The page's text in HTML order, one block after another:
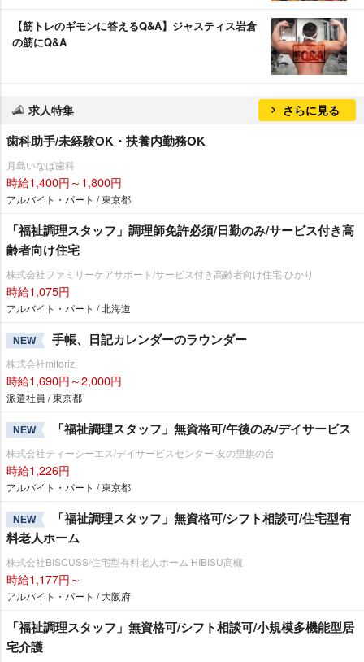
【筋トレのギモンに答えるQ&A】ジャスティス岩倉
の筋にQ&A
求人特集 さらに見る
歯科助手/未経験OK・扶養内勤務OK
月島いなば歯科
時給1,400円～1,800円
アルバイト・パート / 東京都
「福祉調理スタッフ」調理師免許必須/日勤のみ/サービス付き高
齢者向け住宅
株式会社ファミリーケアサポート/サービス付き高齢者向け住宅 ひかり
時給1,075円
アルバイト・パート / 北海道
NEW 手帳、日記カレンダーのラウンダー
株式会社mitoriz
時給1,690円～2,000円
派遣社員 / 東京都
NEW 「福祉調理スタッフ」無資格可/午後のみ/デイサービス
株式会社ティーシーエス/デイサービスセンター 友の里旗の台
時給1,226円
アルバイト・パート / 東京都
NEW
「福祉調理スタッフ」無資格可/シフト相談可/住宅型有
料老人ホーム
株式会社BISCUSS/住宅型有料老人ホーム HIBISU高槻
時給1,177円～
アルバイト・パート / 大阪府
「福祉調理スタッフ」無資格可/シフト相談可/小規模多機能型居
宅介護